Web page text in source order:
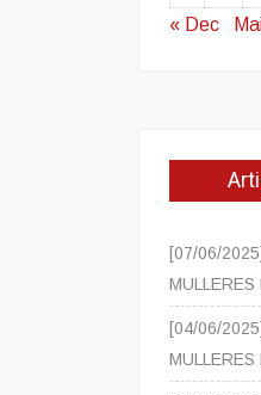
« Dec
[07/06/
[04/06/